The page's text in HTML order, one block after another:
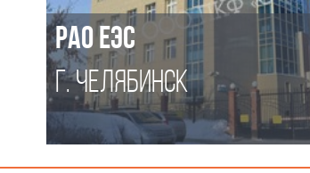
РАО ЕЭС
Г. ЧЕЛЯБИНСК